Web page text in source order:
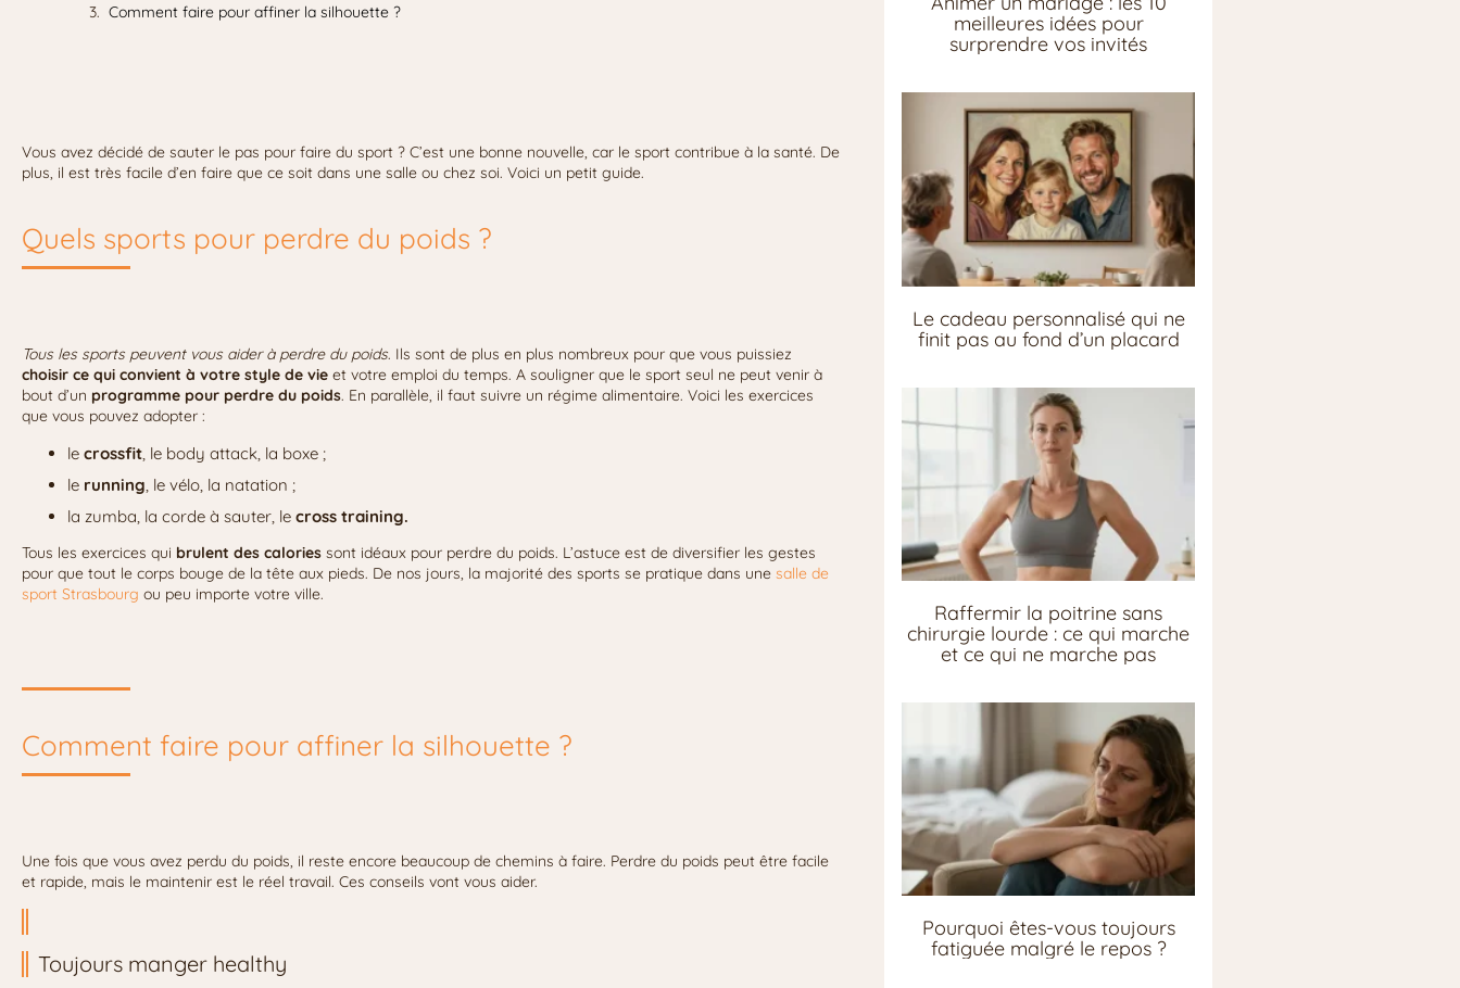
Comment faire pour affiner la silhouette ?
Vous avez décidé de sauter le pas pour faire du sport ? C’est une bonne nouvelle, car le sport contribue à la santé. De
plus, il est très facile d’en faire que ce soit dans une salle ou chez soi. Voici un petit guide.
Quels sports pour perdre du poids ?
Tous les sports peuvent vous aider à perdre du poids. Ils sont de plus en plus nombreux pour que vous puissiez
choisir ce qui convient à votre style de vie et votre emploi du temps. A souligner que le sport seul ne peut venir à
bout d’un programme pour perdre du poids. En parallèle, il faut suivre un régime alimentaire. Voici les exercices
que vous pouvez adopter :
le crossfit, le body attack, la boxe ;
le running, le vélo, la natation ;
la zumba, la corde à sauter, le cross training.
Tous les exercices qui brulent des calories sont idéaux pour perdre du poids. L’astuce est de diversifier les gestes
pour que tout le corps bouge de la tête aux pieds. De nos jours, la majorité des sports se pratique dans une salle de
sport Strasbourg ou peu importe votre ville.
Comment faire pour affiner la silhouette ?
Une fois que vous avez perdu du poids, il reste encore beaucoup de chemins à faire. Perdre du poids peut être facile
et rapide, mais le maintenir est le réel travail. Ces conseils vont vous aider.
Toujours manger healthy
meilleures idées pour
surprendre vos invités
Le cadeau personnalisé qui ne
finit pas au fond d’un placard
Raffermir la poitrine sans
chirurgie lourde : ce qui marche
et ce qui ne marche pas
Pourquoi êtes-vous toujours
fatiguée malgré le repos ?